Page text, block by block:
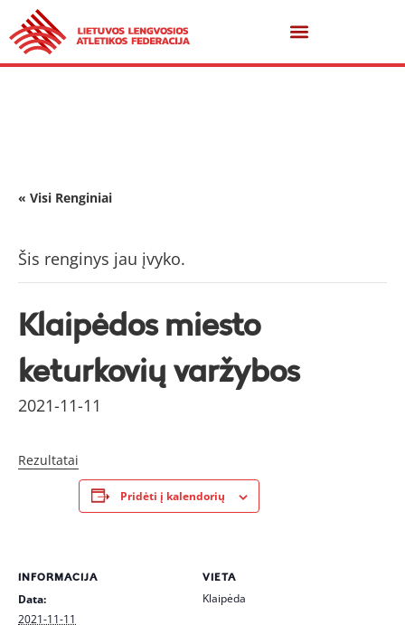
« Visi Renginiai
Šis renginys jau įvyko.
Klaipėdos miesto
keturkovių varžybos
2021-11-11
Rezultatai
Pridėti į kalendorių
INFORMACIJA
Data:
2021-11-11
VIETA
Klaipėda